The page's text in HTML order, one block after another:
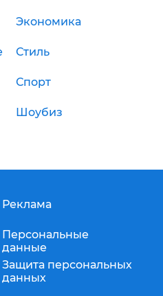
Экономика
Стиль
Спорт
Шоубиз
Реклама
Персональные
данные
Защита персональных
данных